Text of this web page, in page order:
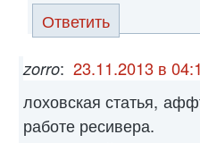
Ответить
zorro: 23.11.2013 в
лоховская статья,
работе ресивера.